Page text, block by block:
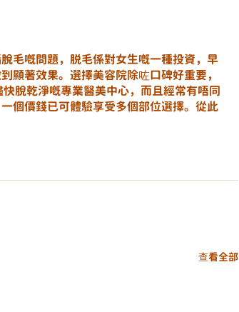
毛嘅問題，脱毛係對女生嘅一種投資，早
顯著效果。選擇美容院除咗口碑好重要，
脫乾淨嘅專業醫美中心，而且經常有唔同
個價錢已可體驗享受多個部位選擇。從此
查看全部